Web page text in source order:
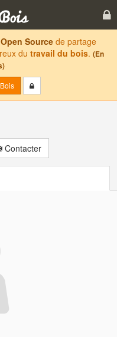
Open Sourcede partage
du travail du bois. (En
Contacter